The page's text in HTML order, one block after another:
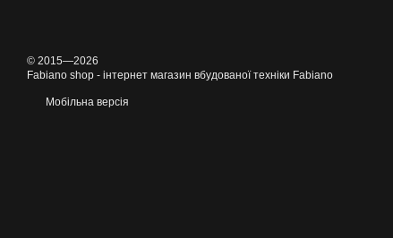
© 2015—2026
Fabiano shop - інтернет магазин вбудованої техніки Fabiano
Мобільна версія